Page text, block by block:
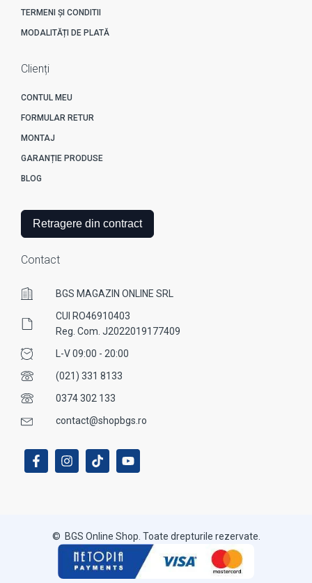
TERMENI ȘI CONDITII
MODALITĂȚI DE PLATĂ
Clienți
CONTUL MEU
FORMULAR RETUR
MONTAJ
GARANȚIE PRODUSE
BLOG
Retragere din contract
Contact
BGS MAGAZIN ONLINE SRL
CUI RO46910403
Reg. Com. J2022019177409
L-V 09:00 - 20:00
(021) 331 8133
0374 302 133
contact@shopbgs.ro
© BGS Online Shop. Toate drepturile rezervate.